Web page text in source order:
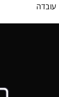
עובדה